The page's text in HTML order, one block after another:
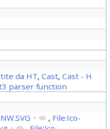
da HT, Cast, Cast - H
parser function
+ , File:Ico-